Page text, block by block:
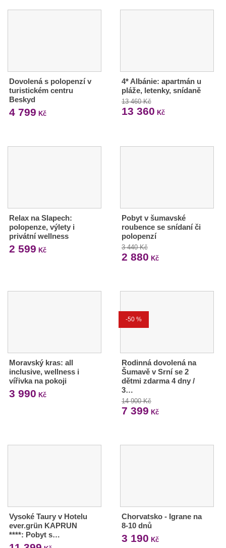
Dovolená s polopenzí v
turistickém centru
Beskyd
4 799 Kč
4* Albánie: apartmán u
pláže, letenky, snídaně
13 460 Kč
13 360 Kč
Relax na Slapech:
polopenze, výlety i
privátní wellness
2 599 Kč
Pobyt v šumavské
roubence se snídaní či
polopenzí
3 440 Kč
2 880 Kč
Moravský kras: all
inclusive, wellness i
vířivka na pokoji
3 990 Kč
-50 %
Rodinná dovolená na
Šumavě v Srní se 2
dětmi zdarma 4 dny /
3…
14 900 Kč
7 399 Kč
Vysoké Taury v Hotelu
ever.grün KAPRUN
****: Pobyt s…
Chorvatsko - Igrane na
8-10 dnů
3 190 Kč